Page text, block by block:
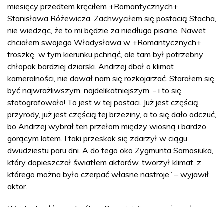
miesięcy przedtem kręciłem +Romantycznych+
Stanisława Różewicza. Zachwyciłem się postacią Stacha,
nie wiedząc, że to mi będzie za niedługo pisane. Nawet
chciałem swojego Władysława w +Romantycznych+
troszkę w tym kierunku pchnąć, ale tam był potrzebny
chłopak bardziej dziarski. Andrzej dbał o klimat
kameralności, nie dawał nam się rozkojarzać. Starałem się
być najwrażliwszym, najdelikatniejszym, - i to się
sfotografowało! To jest w tej postaci. Już jest częścią
przyrody, już jest częścią tej brzeziny, a to się dało odczuć,
bo Andrzej wybrał ten przełom między wiosną i bardzo
gorącym latem. I taki przeskok się zdarzył w ciągu
dwudziestu paru dni. A do tego oko Zygmunta Samosiuka,
który dopieszczał światłem aktorów, tworzył klimat, z
którego można było czerpać własne nastroje” – wyjawił
aktor.